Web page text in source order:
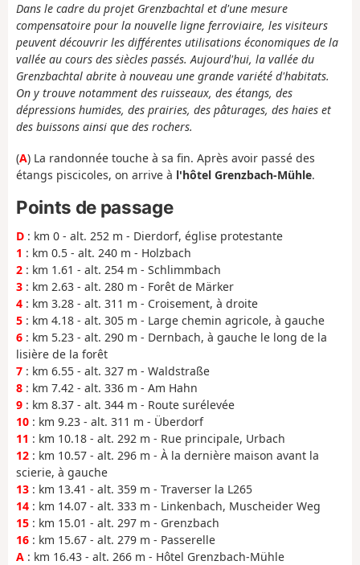
Dans le cadre du projet Grenzbachtal et d'une mesure
compensatoire pour la nouvelle ligne ferroviaire, les visiteurs
peuvent découvrir les différentes utilisations économiques de la
vallée au cours des siècles passés. Aujourd'hui, la vallée du
Grenzbachtal abrite à nouveau une grande variété d'habitats.
On y trouve notamment des ruisseaux, des étangs, des
dépressions humides, des prairies, des pâturages, des haies et
des buissons ainsi que des rochers.
(A) La randonnée touche à sa fin. Après avoir passé des
étangs piscicoles, on arrive à l'hôtel Grenzbach-Mühle.
Points de passage
D : km 0 - alt. 252 m - Dierdorf, église protestante
1 : km 0.5 - alt. 240 m - Holzbach
2 : km 1.61 - alt. 254 m - Schlimmbach
3 : km 2.63 - alt. 280 m - Forêt de Märker
4 : km 3.28 - alt. 311 m - Croisement, à droite
5 : km 4.18 - alt. 305 m - Large chemin agricole, à gauche
6 : km 5.23 - alt. 290 m - Dernbach, à gauche le long de la
lisière de la forêt
7 : km 6.55 - alt. 327 m - Waldstraße
8 : km 7.42 - alt. 336 m - Am Hahn
9 : km 8.37 - alt. 344 m - Route surélevée
10 : km 9.23 - alt. 311 m - Überdorf
11 : km 10.18 - alt. 292 m - Rue principale, Urbach
12 : km 10.57 - alt. 296 m - À la dernière maison avant la
scierie, à gauche
13 : km 13.41 - alt. 359 m - Traverser la L265
14 : km 14.07 - alt. 333 m - Linkenbach, Muscheider Weg
15 : km 15.01 - alt. 297 m - Grenzbach
16 : km 15.67 - alt. 279 m - Passerelle
A : km 16.43 - alt. 266 m - Hôtel Grenzbach-Mühle